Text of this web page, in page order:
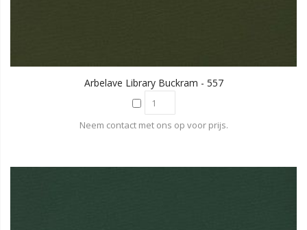
Arbelave Library Buckram - 557
Neem contact met ons op voor prijs.